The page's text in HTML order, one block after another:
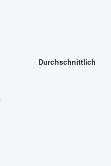
Durchschnittlich